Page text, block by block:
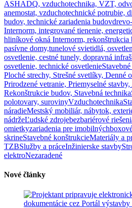
ASHADQ, vzduchotechnika, VZT,
anemostat, vzduchotechnické potrubie,
budov, technické zariadenia budov
Internorm, integrované tienenie,
hliníkové okná Internorm, rekonštrukcia
pasívne domy,tunelové svietidlá,
osvetlenie, cestné tunely, dopravná
osvetlenie, technické osvetlenie
Ploché strechy, Strešné svetlíky, Denné
Prirodzené vetranie, Priemyselné
Rekonštrukcie budov, Stavebná technika
polotovary, surovinyVzduchotechnika
náradieMestský mobiliár, nábytok,
nádržeĽudské zdrojebezbariérové
omietkyzariadenia pre imobilných
skrineStavebné konštrukcieMateriály a
TZBSlužby a práceInžinierske stavby
elektroNezaradené
Nové články